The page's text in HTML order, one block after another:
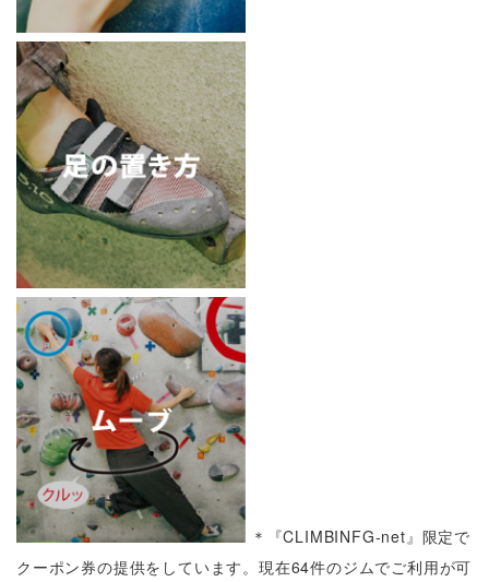
＊『CLIMBINFG-net』限定で
クーポン券の提供をしています。現在64件のジムでご利用が可